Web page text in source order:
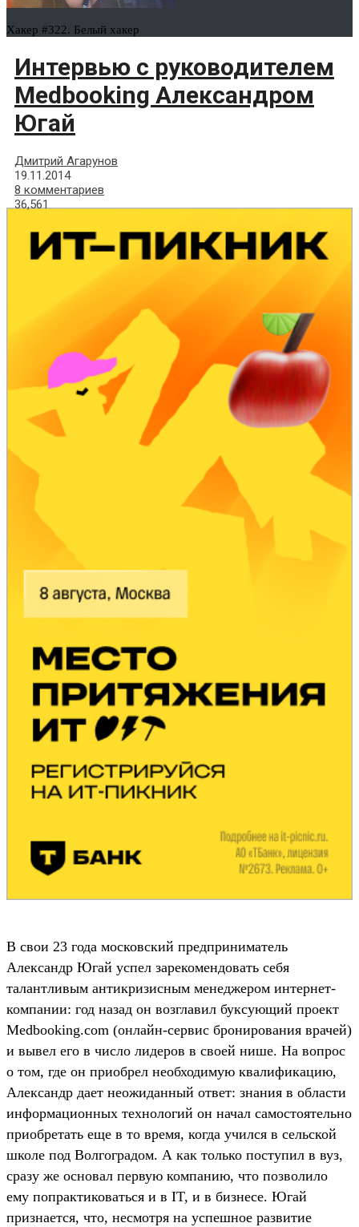
Хакер #322. Белый хакер
Интервью с руководителем
Medbooking Александром
Югай
Дмитрий Агарунов
19.11.2014
8 комментариев
36,561
В свои 23 года московский предприниматель
Александр Югай успел зарекомендовать себя
талантливым антикризисным менеджером интернет-
компании: год назад он возглавил буксующий проект
Medbooking.com (онлайн-сервис бронирования врачей)
и вывел его в число лидеров в своей нише. На вопрос
о том, где он приобрел необходимую квалификацию,
Александр дает неожиданный ответ: знания в области
информационных технологий он начал самостоятельно
приобретать еще в то время, когда учился в сельской
школе под Волгоградом. А как только поступил в вуз,
сразу же основал первую компанию, что позволило
ему попрактиковаться и в IT, и в бизнесе. Югай
признается, что, несмотря на успешное развитие